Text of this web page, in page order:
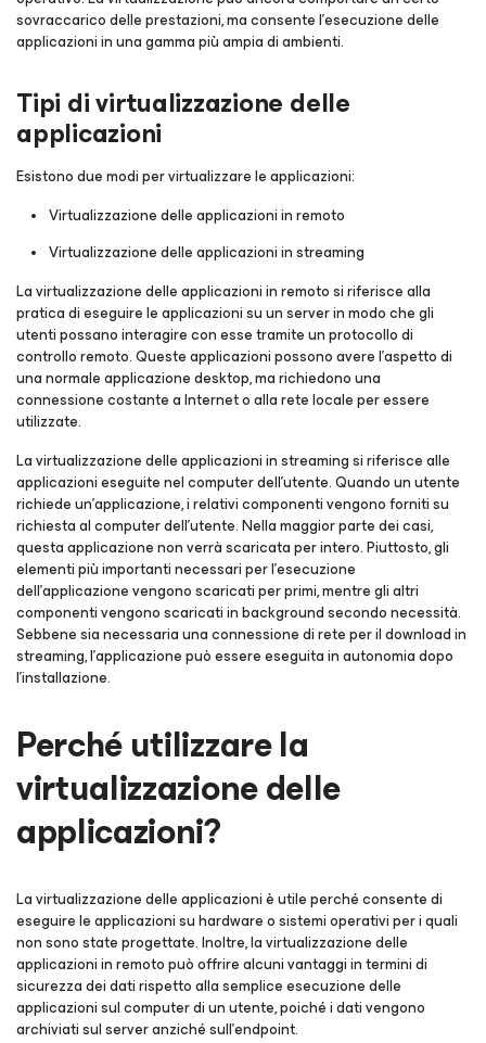
sovraccarico delle prestazioni, ma consente l'esecuzione delle
applicazioni in una gamma più ampia di ambienti.
Tipi di virtualizzazione delle
applicazioni
Esistono due modi per virtualizzare le applicazioni:
Virtualizzazione delle applicazioni in remoto
Virtualizzazione delle applicazioni in streaming
La virtualizzazione delle applicazioni in remoto si riferisce alla
pratica di eseguire le applicazioni su un server in modo che gli
utenti possano interagire con esse tramite un protocollo di
controllo remoto. Queste applicazioni possono avere l'aspetto di
una normale applicazione desktop, ma richiedono una
connessione costante a Internet o alla rete locale per essere
utilizzate.
La virtualizzazione delle applicazioni in streaming si riferisce alle
applicazioni eseguite nel computer dell'utente. Quando un utente
richiede un'applicazione, i relativi componenti vengono forniti su
richiesta al computer dell'utente. Nella maggior parte dei casi,
questa applicazione non verrà scaricata per intero. Piuttosto, gli
elementi più importanti necessari per l'esecuzione
dell'applicazione vengono scaricati per primi, mentre gli altri
componenti vengono scaricati in background secondo necessità.
Sebbene sia necessaria una connessione di rete per il download in
streaming, l'applicazione può essere eseguita in autonomia dopo
l'installazione.
Perché utilizzare la
virtualizzazione delle
applicazioni?
La virtualizzazione delle applicazioni è utile perché consente di
eseguire le applicazioni su hardware o sistemi operativi per i quali
non sono state progettate. Inoltre, la virtualizzazione delle
applicazioni in remoto può offrire alcuni vantaggi in termini di
sicurezza dei dati rispetto alla semplice esecuzione delle
applicazioni sul computer di un utente, poiché i dati vengono
archiviati sul server anziché sull'endpoint.